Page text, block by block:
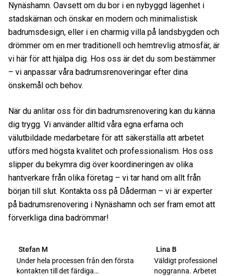
Nynäshamn. Oavsett om du bor i en nybyggd lägenhet i
stadskärnan och önskar en modern och minimalistisk
badrumsdesign, eller i en charmig villa på landsbygden och
drömmer om en mer traditionell och hemtrevlig atmosfär, är
vi här för att hjälpa dig. Hos oss är det du som bestämmer
– vi anpassar våra badrumsrenoveringar efter dina
önskemål och behov.
När du anlitar oss för din badrumsrenovering kan du känna
dig trygg. Vi använder alltid våra egna erfarna och
välutbildade medarbetare för att säkerställa att arbetet
utförs med högsta kvalitet och professionalism. Hos oss
slipper du bekymra dig över koordineringen av olika
hantverkare från olika företag – vi tar hand om allt från
början till slut. Kontakta oss på Dåderman – vi är experter
på badrumsrenovering i Nynäshamn och ser fram emot att
förverkliga dina badrömmar!